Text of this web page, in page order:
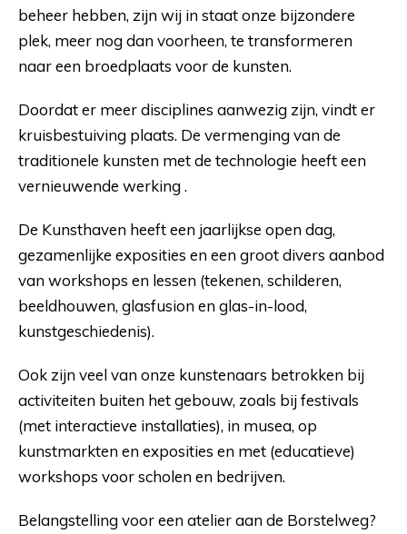
beheer hebben, zijn wij in staat onze bijzondere
plek, meer nog dan voorheen, te transformeren
naar een broedplaats voor de kunsten.
Doordat er meer disciplines aanwezig zijn, vindt er
kruisbestuiving plaats. De vermenging van de
traditionele kunsten met de technologie heeft een
vernieuwende werking .
De Kunsthaven heeft een jaarlijkse open dag,
gezamenlijke exposities en een groot divers aanbod
van workshops en lessen (tekenen, schilderen,
beeldhouwen, glasfusion en glas-in-lood,
kunstgeschiedenis).
Ook zijn veel van onze kunstenaars betrokken bij
activiteiten buiten het gebouw, zoals bij festivals
(met interactieve installaties), in musea, op
kunstmarkten en exposities en met (educatieve)
workshops voor scholen en bedrijven.
Belangstelling voor een atelier aan de Borstelweg?